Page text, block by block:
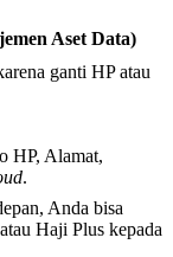
Aset Data)
ganti HP atau
HP, Alamat,
.
Anda bisa
Haji Plus kepada